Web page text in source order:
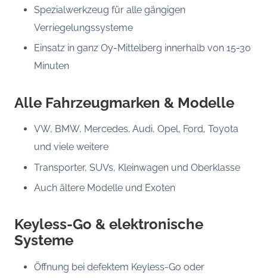
Spezialwerkzeug für alle gängigen
Verriegelungssysteme
Einsatz in ganz Oy-Mittelberg innerhalb von 15-30
Minuten
Alle Fahrzeugmarken & Modelle
VW, BMW, Mercedes, Audi, Opel, Ford, Toyota
und viele weitere
Transporter, SUVs, Kleinwagen und Oberklasse
Auch ältere Modelle und Exoten
Keyless-Go & elektronische
Systeme
Öffnung bei defektem Keyless-Go oder